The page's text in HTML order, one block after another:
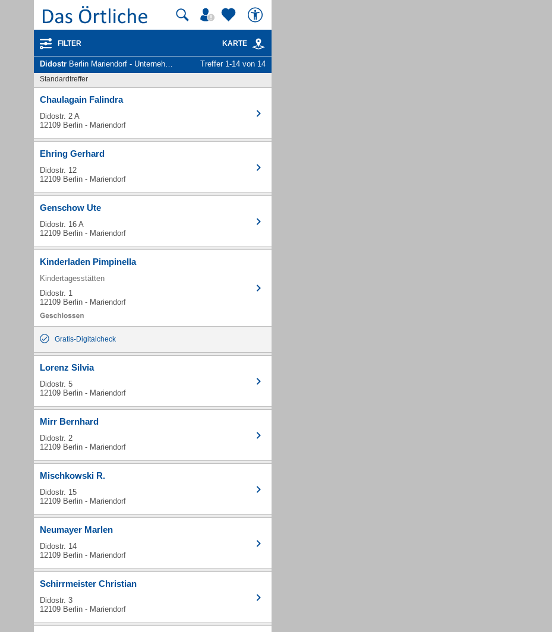
FILTER KARTE
Didostr Berlin Mariendorf - Unternehmen und Personen Treffer 1-14 von 14
Standardtreffer
Chaulagain Falindra
Didostr. 2 A
12109 Berlin - Mariendorf
Ehring Gerhard
Didostr. 12
12109 Berlin - Mariendorf
Genschow Ute
Didostr. 16 A
12109 Berlin - Mariendorf
Kinderladen Pimpinella
Kindertagesstätten
Didostr. 1
12109 Berlin - Mariendorf
Gratis-Digitalcheck
Lorenz Silvia
Didostr. 5
12109 Berlin - Mariendorf
Mirr Bernhard
Didostr. 2
12109 Berlin - Mariendorf
Mischkowski R.
Didostr. 15
12109 Berlin - Mariendorf
Neumayer Marlen
Didostr. 14
12109 Berlin - Mariendorf
Schirrmeister Christian
Didostr. 3
12109 Berlin - Mariendorf